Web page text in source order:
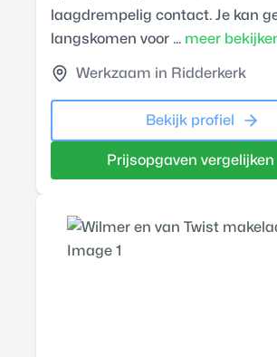
laagdrempelig contact. Je kan
langskomen voor ... meer
Werkzaam in Ridderkerk
Bekijk profiel
Prijsopgaven vergelijken